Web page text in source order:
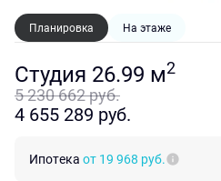
Планировка На этаже
Студия 26.99 м2
5 230 662 руб.
4 655 289 руб.
Ипотека от 19 968 руб.